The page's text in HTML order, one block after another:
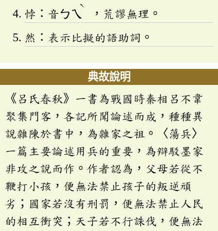
悖：音ㄅㄟ
ˋ
，荒謬無理。
然：表示比擬的語助詞。
典故說明
《呂氏春秋》一書為戰國時秦相呂不韋
聚集門客，各記所聞論述而成，種種異
說雜陳於書中，為雜家之祖。〈蕩兵〉
一篇主要論述用兵的重要，為辯駁墨家
非攻之說而作。作者認為，父母若從不
鞭打小孩，便無法禁止孩子的叛逆頑
劣；國家若沒有刑罰，便無法禁止人民
的相互衝突；天子若不行誅伐，便無法